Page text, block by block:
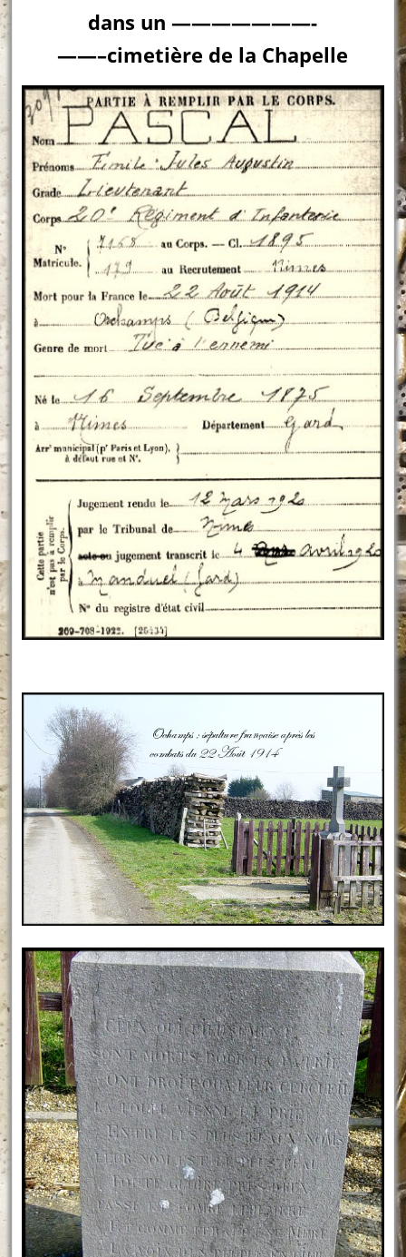
dans un ———————-
——–cimetière de la Chapelle